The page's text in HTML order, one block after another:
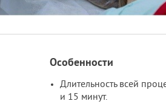
Особенности
Длительность всей
и 15 минут.